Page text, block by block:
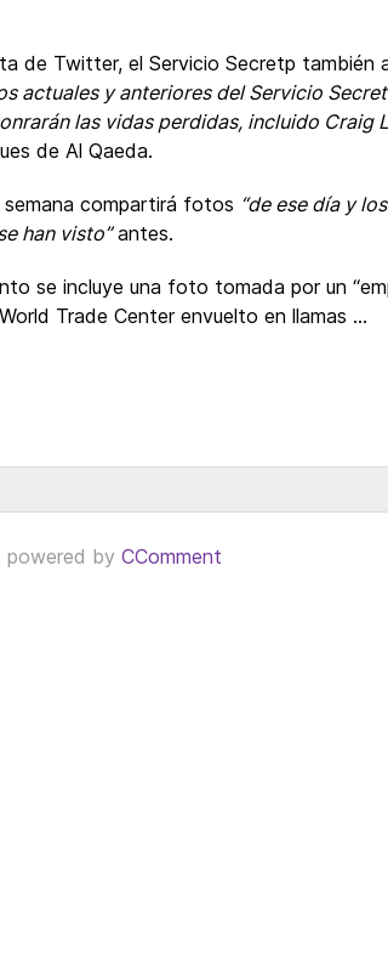
de Twitter, el Servicio Secretp también
actuales y anteriores del Servicio
las vidas perdidas, incluido Craig
de Al Qaeda.
compartirá fotos “de ese día y
han visto”antes.
se incluye una foto tomada por un
Trade Center envuelto en llamas ...
of Murders of Environmental Activists
powered byCComment